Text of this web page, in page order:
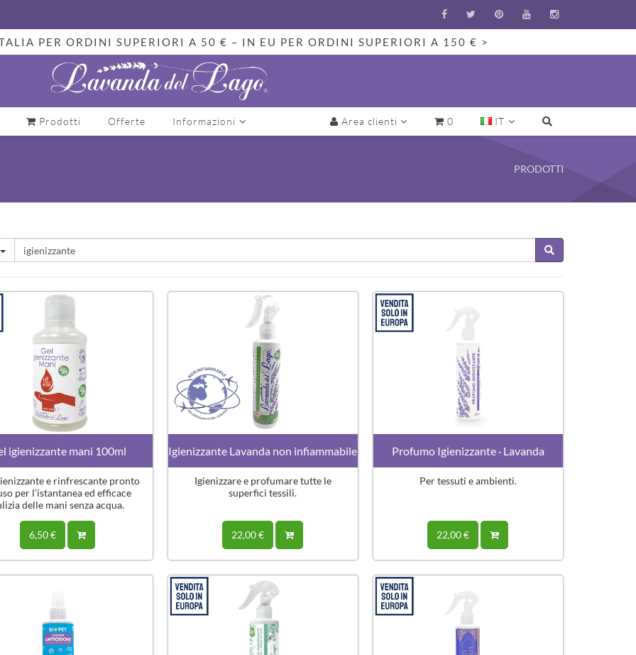
PER ORDINI SUPERIORI A 50 € – IN EU PER ORDINI SUPERIORI A 150 € >
Prodotti Offerte Informazioni Area clienti 0 IT
PRODOTTI
igienizzante mani 100ml
e rinfrescante pronto
per l'istantanea ed efficace
delle mani senza acqua.
6,50 €
Igienizzante Lavanda non infiammabile
Igienizzare e profumare tutte le
superfici tessili.
22,00 €
Profumo Igienizzante · Lavanda
Per tessuti e ambienti.
22,00 €